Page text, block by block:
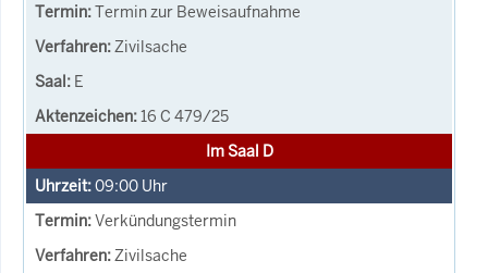
Termin zur Beweisaufnahme
Zivilsache
E
16 C 479/25
Im Saal D
09:00 Uhr
Verkündungstermin
Zivilsache